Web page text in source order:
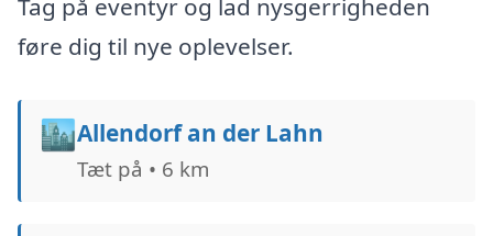
Tag på eventyr og lad nysgerrigheden
føre dig til nye oplevelser.
🏙️Allendorf an der Lahn
Tæt på • 6 km